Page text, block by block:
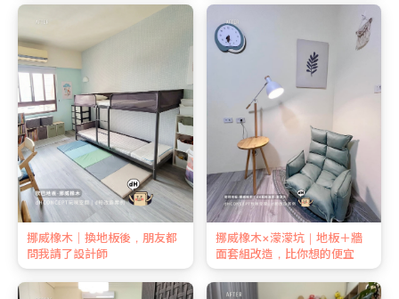
挪威橡木｜換地板後，朋友都
問我請了設計師
挪威橡木×濛濛坑｜地板＋牆
面套組改造，比你想的便宜